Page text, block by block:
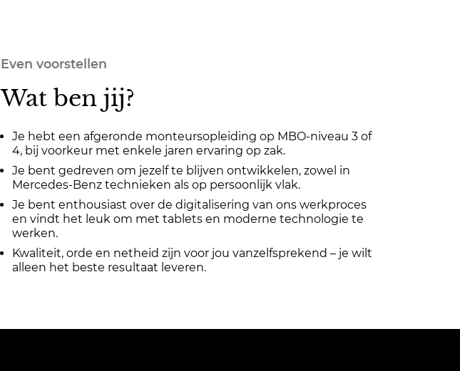
Even voorstellen
Wat ben jij?
Je hebt een afgeronde monteursopleiding op MBO-niveau 3 of
4, bij voorkeur met enkele jaren ervaring op zak.
Je bent gedreven om jezelf te blijven ontwikkelen, zowel in
Mercedes-Benz technieken als op persoonlijk vlak.
Je bent enthousiast over de digitalisering van ons werkproces
en vindt het leuk om met tablets en moderne technologie te
werken.
Kwaliteit, orde en netheid zijn voor jou vanzelfsprekend – je wilt
alleen het beste resultaat leveren.